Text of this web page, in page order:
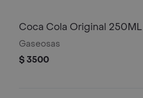
Coca Cola Original 250ML
Gaseosas
$ 3500